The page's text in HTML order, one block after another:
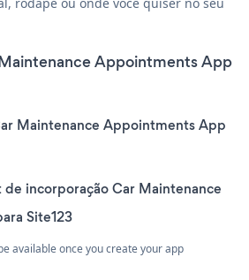
Appointments App
Maintenance Appointments App
incorporação Car Maintenance
Site123
available once you create your app